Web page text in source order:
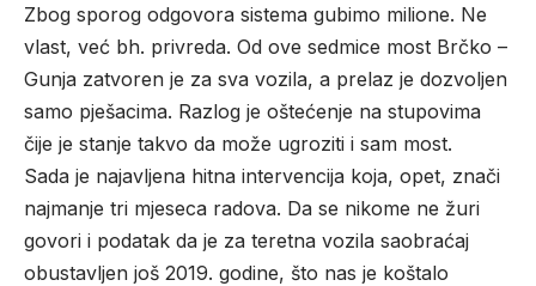
Zbog sporog odgovora sistema gubimo milione. Ne
vlast, već bh. privreda. Od ove sedmice most Brčko –
Gunja zatvoren je za sva vozila, a prelaz je dozvoljen
samo pješacima. Razlog je oštećenje na stupovima
čije je stanje takvo da može ugroziti i sam most.
Sada je najavljena hitna intervencija koja, opet, znači
najmanje tri mjeseca radova. Da se nikome ne žuri
govori i podatak da je za teretna vozila saobraćaj
obustavljen još 2019. godine, što nas je koštalo